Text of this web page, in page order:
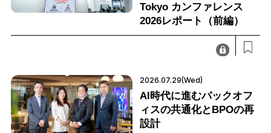
Tokyo カンファレンス
2026レポート（前編）
2026.07.29(Wed)
AI時代に進むバックオフ
ィスの共通化とBPOの再
設計